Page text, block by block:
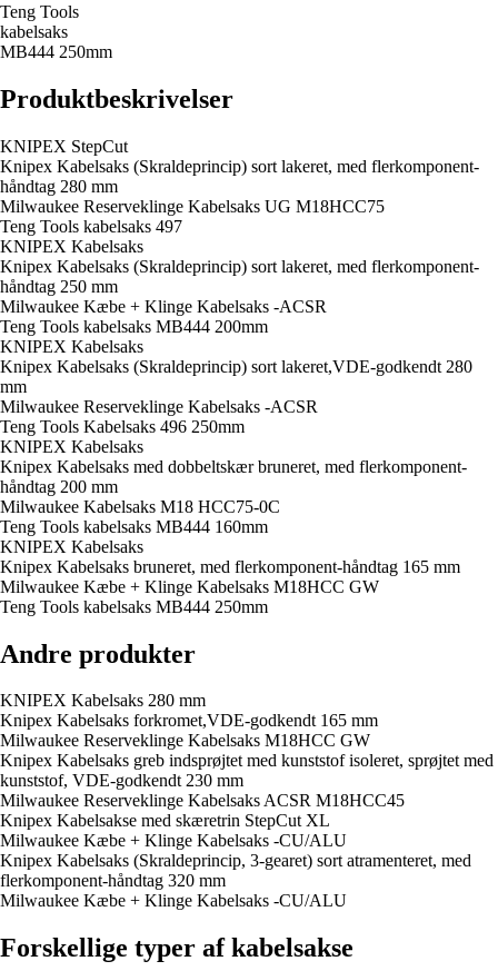
Teng Tools
kabelsaks
MB444 250mm
Produktbeskrivelser
KNIPEX StepCut
Knipex Kabelsaks (Skraldeprincip) sort lakeret, med flerkomponent-
håndtag 280 mm
Milwaukee Reserveklinge Kabelsaks UG M18HCC75
Teng Tools kabelsaks 497
KNIPEX Kabelsaks
Knipex Kabelsaks (Skraldeprincip) sort lakeret, med flerkomponent-
håndtag 250 mm
Milwaukee Kæbe + Klinge Kabelsaks -ACSR
Teng Tools kabelsaks MB444 200mm
KNIPEX Kabelsaks
Knipex Kabelsaks (Skraldeprincip) sort lakeret,VDE-godkendt 280
mm
Milwaukee Reserveklinge Kabelsaks -ACSR
Teng Tools Kabelsaks 496 250mm
KNIPEX Kabelsaks
Knipex Kabelsaks med dobbeltskær bruneret, med flerkomponent-
håndtag 200 mm
Milwaukee Kabelsaks M18 HCC75-0C
Teng Tools kabelsaks MB444 160mm
KNIPEX Kabelsaks
Knipex Kabelsaks bruneret, med flerkomponent-håndtag 165 mm
Milwaukee Kæbe + Klinge Kabelsaks M18HCC GW
Teng Tools kabelsaks MB444 250mm
Andre produkter
KNIPEX Kabelsaks 280 mm
Knipex Kabelsaks forkromet,VDE-godkendt 165 mm
Milwaukee Reserveklinge Kabelsaks M18HCC GW
Knipex Kabelsaks greb indsprøjtet med kunststof isoleret, sprøjtet med
kunststof, VDE-godkendt 230 mm
Milwaukee Reserveklinge Kabelsaks ACSR M18HCC45
Knipex Kabelsakse med skæretrin StepCut XL
Milwaukee Kæbe + Klinge Kabelsaks -CU/ALU
Knipex Kabelsaks (Skraldeprincip, 3-gearet) sort atramenteret, med
flerkomponent-håndtag 320 mm
Milwaukee Kæbe + Klinge Kabelsaks -CU/ALU
Forskellige typer af kabelsakse